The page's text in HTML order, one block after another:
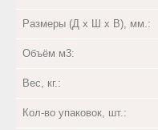
Размеры (Д х Ш х В), мм.:
Объём м3:
Вес, кг.:
Кол-во упаковок, шт.: